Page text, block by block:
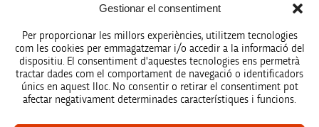
Gestionar el consentiment
Per proporcionar les millors experiències, utilitzem tecnologies
com les cookies per emmagatzemar i/o accedir a la informació del
dispositiu. El consentiment d'aquestes tecnologies ens permetrà
tractar dades com el comportament de navegació o identificadors
únics en aquest lloc. No consentir o retirar el consentiment pot
afectar negativament determinades característiques i funcions.
Avíso legal
Política de protección de datos